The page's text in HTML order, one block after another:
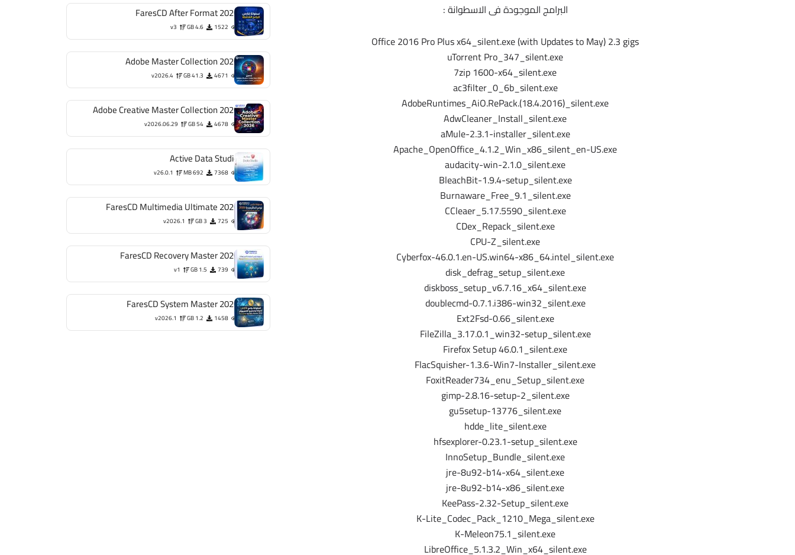
FaresCD After Format 2026
1522
4.6 GB
v3
Adobe Master Collection 2026
4671
41.3 GB
v2026.4
Adobe Creative Master Collection 2026
4678
54 GB
v2026.06.29
Active Data Studio
7368
692 MB
v26.0.1
FaresCD Multimedia Ultimate 2026
725
3 GB
v2026.1
FaresCD Recovery Master 2026
739
1.5 GB
v1
FaresCD System Master 2026
1458
1.2 GB
v2026.1
البرامج الموجودة فى الاسطوانة :
Office 2016 Pro Plus x64_silent.exe (with Updates to May) 2.3 gigs
uTorrent Pro_347_silent.exe
7zip 1600-x64_silent.exe
ac3filter_0_6b_silent.exe
AdobeRuntimes_AiO.RePack.(18.4.2016)_silent.exe
AdwCleaner_Install_silent.exe
aMule-2.3.1-installer_silent.exe
Apache_OpenOffice_4.1.2_Win_x86_silent_en-US.exe
audacity-win-2.1.0_silent.exe
BleachBit-1.9.4-setup_silent.exe
Burnaware_Free_9.1_silent.exe
CCleaer_5.17.5590_silent.exe
CDex_Repack_silent.exe
CPU-Z_silent.exe
Cyberfox-46.0.1.en-US.win64-x86_64.intel_silent.exe
disk_defrag_setup_silent.exe
diskboss_setup_v6.7.16_x64_silent.exe
doublecmd-0.7.1.i386-win32_silent.exe
Ext2Fsd-0.66_silent.exe
FileZilla_3.17.0.1_win32-setup_silent.exe
Firefox Setup 46.0.1_silent.exe
FlacSquisher-1.3.6-Win7-Installer_silent.exe
FoxitReader734_enu_Setup_silent.exe
gimp-2.8.16-setup-2_silent.exe
gu5setup-13776_silent.exe
hdde_lite_silent.exe
hfsexplorer-0.23.1-setup_silent.exe
InnoSetup_Bundle_silent.exe
jre-8u92-b14-x64_silent.exe
jre-8u92-b14-x86_silent.exe
KeePass-2.32-Setup_silent.exe
K-Lite_Codec_Pack_1210_Mega_silent.exe
K-Meleon75.1_silent.exe
LibreOffice_5.1.3.2_Win_x64_silent.exe